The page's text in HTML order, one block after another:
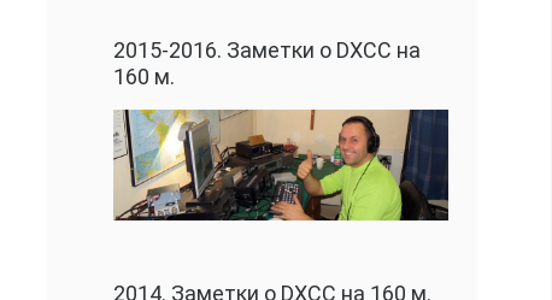
2015-2016. Заметки о DXCC на
160 м.
2014. Заметки о DXCC на 160 м.